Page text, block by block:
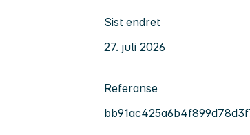
Sist endret
27. juli 2026
Referanse